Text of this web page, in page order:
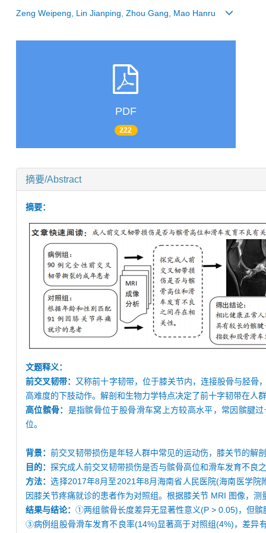
Zeng Weipeng, Lin Jianping, Zhou Gang, Mao Hanru
PDF
222
摘要/Abstract
摘要：
文题释义：
前交叉韧带： 又称前十字韧带，位于膝关节内，连接股骨与胫骨
高难度的下肢动作。解剖和生物力学特点决定了前十字韧带在人
高位髌骨： 是指髌骨位于股骨滑车窝上方较高水平，常因髌腱
位。
背景： 前交叉韧带损伤是年轻人群中常见的运动伤，膝关节的解
目的： 探究成人前交叉韧带损伤是否与髌骨高位和滑车发育不良
方法：选择2017年8月至2021年8月海南省人民医院(海南医学
因膝关节疼痛就诊的患者作为对照组。根据膝关节 MRI 图像，
结果与结论：①两组髌骨长度差异无显著性意义(P > 0.05)，但
③病例组股骨滑车发育不良率(14%)显著高于对照组(4%)，差